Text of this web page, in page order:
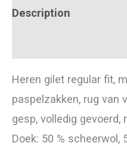
Description
Heren gilet regular fit,
paspelzakken, rug van
gesp, volledig gevoerd,
Doek: 50 % scheerwol,